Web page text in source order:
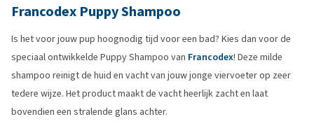
Francodex Puppy Shampoo
Is het voor jouw pup hoognodig tijd voor een bad? Kies dan voor de
speciaal ontwikkelde Puppy Shampoo van Francodex! Deze milde
shampoo reinigt de huid en vacht van jouw jonge viervoeter op zeer
tedere wijze. Het product maakt de vacht heerlijk zacht en laat
bovendien een stralende glans achter.